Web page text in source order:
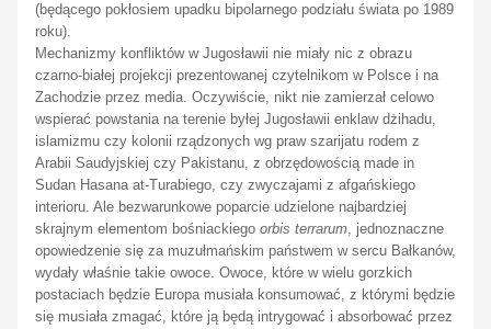
(będącego pokłosiem upadku bipolarnego podziału świata po 1989
roku).
Mechanizmy konfliktów w Jugosławii nie miały nic z obrazu
czarno-białej projekcji prezentowanej czytelnikom w Polsce i na
Zachodzie przez media. Oczywiście, nikt nie zamierzał celowo
wspierać powstania na terenie byłej Jugosławii enklaw dżihadu,
islamizmu czy kolonii rządzonych wg praw szarijatu rodem z
Arabii Saudyjskiej czy Pakistanu, z obrzędowością made in
Sudan Hasana at-Turabiego, czy zwyczajami z afgańskiego
interioru. Ale bezwarunkowe poparcie udzielone najbardziej
skrajnym elementom bośniackiego orbis terrarum, jednoznaczne
opowiedzenie się za muzułmańskim państwem w sercu Bałkanów,
wydały właśnie takie owoce. Owoce, które w wielu gorzkich
postaciach będzie Europa musiała konsumować, z którymi będzie
się musiała zmagać, które ją będą intrygować i absorbować przez